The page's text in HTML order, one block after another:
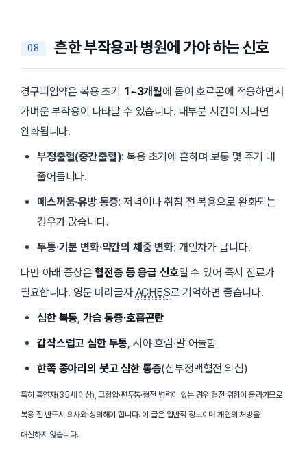
흔한 부작용과 병원에 가야 하는 신호
경구피임약은 복용 초기 1~3개월에 몸이 호르몬에 적응하면서
가벼운 부작용이 나타날 수 있습니다. 대부분 시간이 지나면
완화됩니다.
부정출혈(중간출혈): 복용 초기에 흔하며 보통 몇 주기 내
줄어듭니다.
메스꺼움·유방 통증: 저녁이나 취침 전 복용으로 완화되는
경우가 많습니다.
두통·기분 변화·약간의 체중 변화: 개인차가 큽니다.
다만 아래 증상은혈전증 등 응급 신호일 수 있어 즉시 진료가
필요합니다. 영문 머리글자 ACHES로 기억하면 좋습니다.
심한 복통, 가슴 통증·호흡곤란
갑작스럽고 심한 두통, 시야 흐림·말 어눌함
한쪽 종아리의 붓고 심한 통증(심부정맥혈전 의심)
특히 흡연자(35세 이상), 고혈압·편두통·혈전 병력이 있는 경우 혈전 위험이 올라가므로
복용 전 반드시 의사와 상의해야 합니다. 이 글은 일반적 정보이며 개인의 처방을
대신하지 않습니다.